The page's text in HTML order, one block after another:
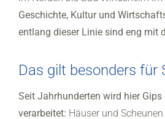
Geschichte, Kultur und
entlang dieser Linie sind eng mit
Das gilt besonders für
Seit Jahrhunderten wird hier Gips
verarbeitet: Häuser und